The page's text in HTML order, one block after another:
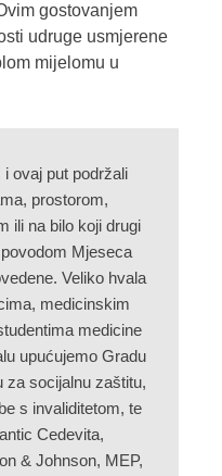
gostovanjem
udruge usmjerene
mijelomu u
ovaj put podržali
prostorom,
ili na bilo koji drugi
Mjeseca
Veliko hvala
medicinskim
medicine
upućujemo Gradu
za socijalnu zaštitu,
s invaliditetom, te
Cedevita,
& Johnson, MEP,